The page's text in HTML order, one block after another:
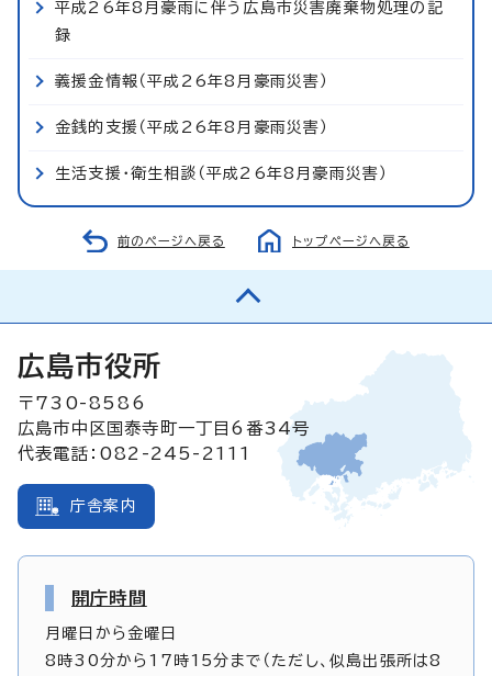
平成26年8月豪雨に伴う広島市災害廃棄物処理の記
録
義援金情報（平成26年8月豪雨災害）
金銭的支援（平成26年8月豪雨災害）
生活支援・衛生相談（平成26年8月豪雨災害）
前のページへ戻る トップページへ戻る
広島市役所
〒730-8586
広島市中区国泰寺町一丁目6番34号
代表電話：082-245-2111
庁舎案内
開庁時間
月曜日から金曜日
8時30分から17時15分まで（ただし、似島出張所は8